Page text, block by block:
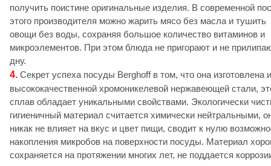
получить поистине оригинальные изделия. В современной
этого производителя можно жарить мясо без масла и тушить
овощи без воды, сохраняя большое количество витаминов и
микроэлементов. При этом блюда не пригорают и не
дну.
4. Секрет успеха посуды Berghoff в том, что она изготовлена
высококачественной хромоникелевой нержавеющей стали,
сплав обладает уникальными свойствами. Экологически
гигиеничный материал считается химически нейтральными,
никак не влияет на вкус и цвет пищи, сводит к нулю
накопления микробов на поверхности посуды. Материал
сохраняется на протяжении многих лет, не поддается